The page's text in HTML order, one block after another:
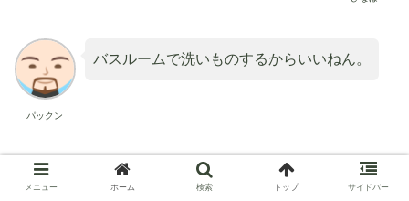
パックン
バスルームで洗いものするからいいねん。
らしいです。
もともと、パックンのキッチンの水道はお湯が出なくて、
メニュー ホーム 検索 トップ サイドバー